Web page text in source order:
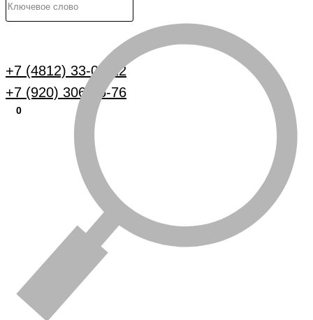
+7 (4812) 33-00-22
+7 (920) 306-25-76
0